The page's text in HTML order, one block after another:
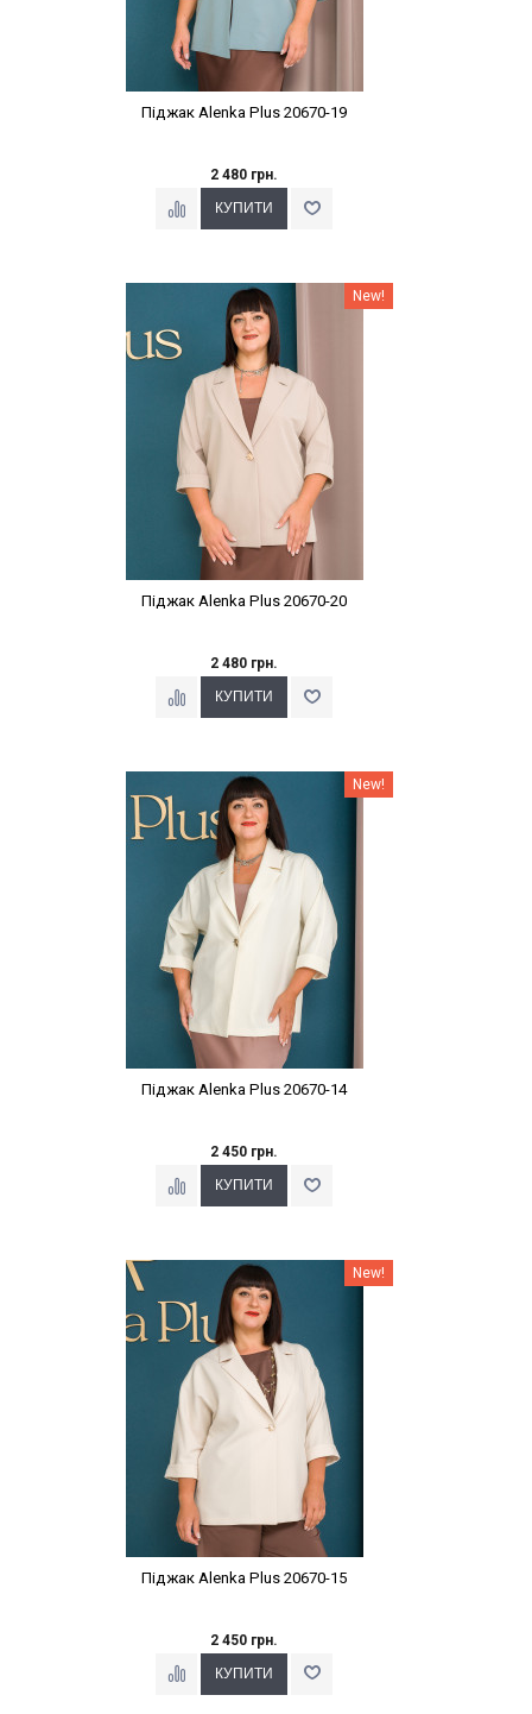
Піджак Alenka Plus 20670-19
2 480 грн.
Наклейки Варіант з % New!
Піджак Alenka Plus 20670-20
2 480 грн.
Наклейки Варіант з % New!
Піджак Alenka Plus 20670-14
2 450 грн.
Наклейки Варіант з % New!
Піджак Alenka Plus 20670-15
2 450 грн.